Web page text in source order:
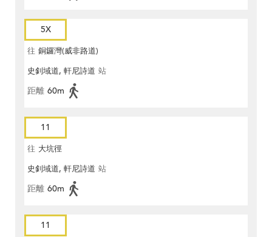
5X
往 銅鑼灣(威非路道)
史釗域道, 軒尼詩道 站
距離 60m
11
往 大坑徑
史釗域道, 軒尼詩道 站
距離 60m
11